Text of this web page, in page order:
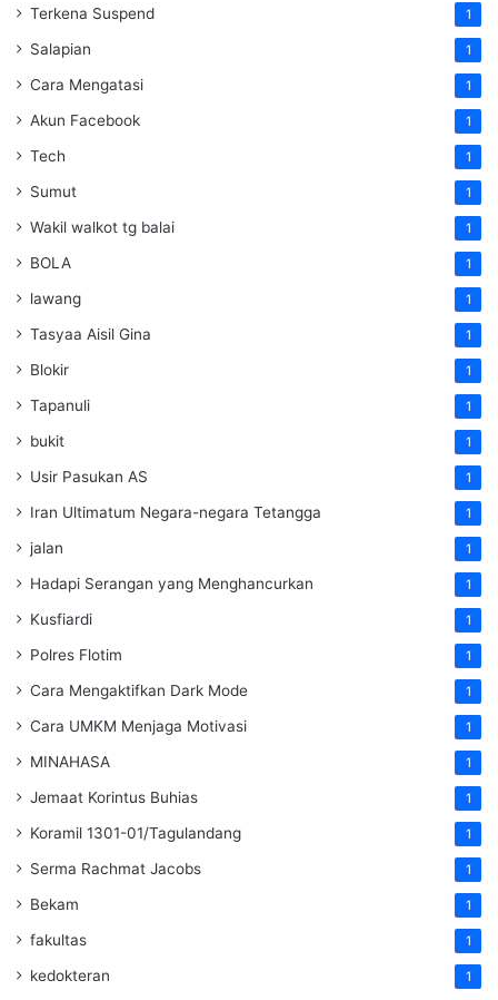
Terkena Suspend 1
Salapian 1
Cara Mengatasi 1
Akun Facebook 1
Tech 1
Sumut 1
Wakil walkot tg balai 1
BOLA 1
lawang 1
Tasyaa Aisil Gina 1
Blokir 1
Tapanuli 1
bukit 1
Usir Pasukan AS 1
Iran Ultimatum Negara-negara Tetangga 1
jalan 1
Hadapi Serangan yang Menghancurkan 1
Kusfiardi 1
Polres Flotim 1
Cara Mengaktifkan Dark Mode 1
Cara UMKM Menjaga Motivasi 1
MINAHASA 1
Jemaat Korintus Buhias 1
Koramil 1301-01/Tagulandang 1
Serma Rachmat Jacobs 1
Bekam 1
fakultas 1
kedokteran 1